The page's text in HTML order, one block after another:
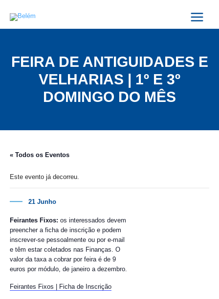
FEIRA DE ANTIGUIDADES E
VELHARIAS | 1º E 3º
DOMINGO DO MÊS
« Todos os Eventos
Este evento já decorreu.
21 Junho
Feirantes Fixos: os interessados devem
preencher a ficha de inscrição e podem
inscrever-se pessoalmente ou por e-mail
e têm estar coletados nas Finanças. O
valor da taxa a cobrar por feira é de 9
euros por módulo, de janeiro a dezembro.
Feirantes Fixos | Ficha de Inscrição